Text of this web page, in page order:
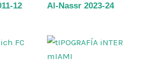
12 Al-Nassr 2023-24